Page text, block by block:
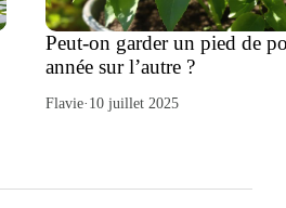
Peut-on garder un pied de
année sur l’autre ?
Flavie· 10 juillet 2025